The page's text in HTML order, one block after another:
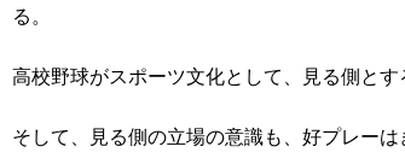
る。
高校野球がスポーツ文化として、見る側と
そして、見る側の立場の意識も、好プレー